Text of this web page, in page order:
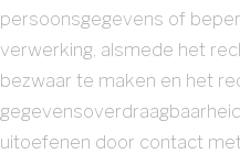
persoonsgegevens of
verwerking, alsmede het
bezwaar te maken en het
uitoefenen door contact